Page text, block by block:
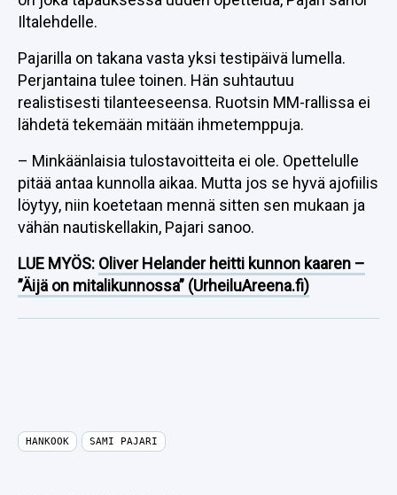
Iltalehdelle.
Pajarilla on takana vasta yksi testipäivä lumella.
Perjantaina tulee toinen. Hän suhtautuu
realistisesti tilanteeseensa. Ruotsin MM-rallissa ei
lähdetä tekemään mitään ihmetemppuja.
– Minkäänlaisia tulostavoitteita ei ole. Opettelulle
pitää antaa kunnolla aikaa. Mutta jos se hyvä ajofiilis
löytyy, niin koetetaan mennä sitten sen mukaan ja
vähän nautiskellakin, Pajari sanoo.
LUE MYÖS: Oliver Helander heitti kunnon kaaren –
”Äijä on mitalikunnossa” (UrheiluAreena.fi)
HANKOOK SAMI PAJARI